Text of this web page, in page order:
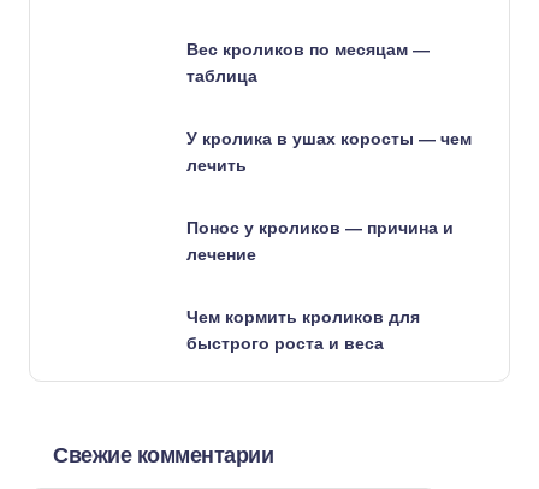
Вес кроликов по месяцам —
таблица
У кролика в ушах коросты — чем
лечить
Понос у кроликов — причина и
лечение
Чем кормить кроликов для
быстрого роста и веса
Свежие комментарии